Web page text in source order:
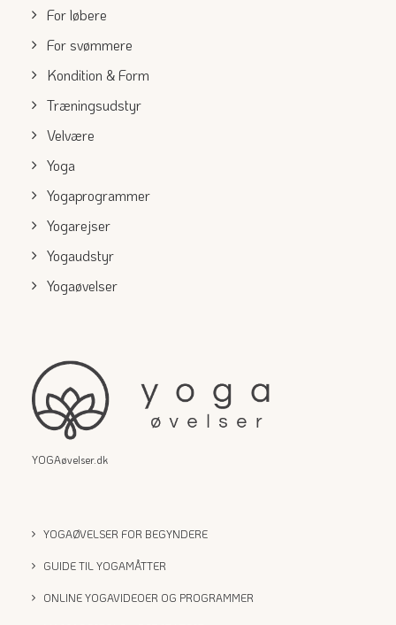
For løbere
For svømmere
Kondition & Form
Træningsudstyr
Velvære
Yoga
Yogaprogrammer
Yogarejser
Yogaudstyr
Yogaøvelser
YOGAøvelser.dk
YOGAØVELSER FOR BEGYNDERE
GUIDE TIL YOGAMÅTTER
ONLINE YOGAVIDEOER OG PROGRAMMER